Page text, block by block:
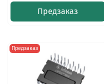
Предзаказ
Предзаказ